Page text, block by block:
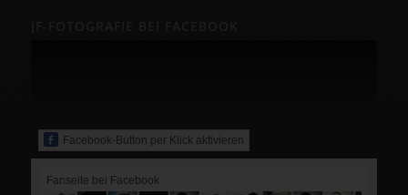
Facebook-Button per Klick aktivieren
Fanseite bei Facebook